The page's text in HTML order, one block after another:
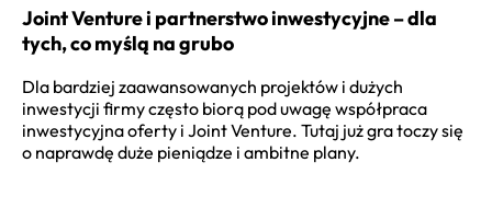
Joint Venture i partnerstwo inwestycyjne – dla
tych, co myślą na grubo
Dla bardziej zaawansowanych projektów i dużych
inwestycji firmy często biorą pod uwagę współpraca
inwestycyjna oferty i Joint Venture. Tutaj już gra toczy się
o naprawdę duże pieniądze i ambitne plany.